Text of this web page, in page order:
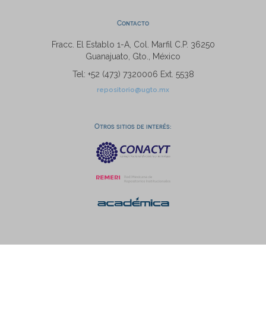
Contacto
Fracc. El Establo 1-A, Col. Marfil C.P. 36250
Guanajuato, Gto., México
Tel: +52 (473) 7320006 Ext. 5538
repositorio@ugto.mx
Otros sitios de interés: